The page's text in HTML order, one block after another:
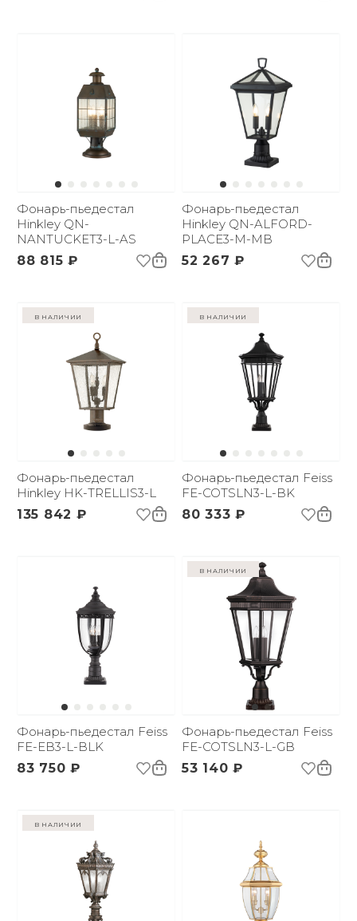
Фонарь-пьедестал
Hinkley QN-
NANTUCKET3-L-AS
88 815 ₽
Фонарь-пьедестал
Hinkley QN-ALFORD-
PLACE3-M-MB
52 267 ₽
в наличии
Фонарь-пьедестал
Hinkley HK-TRELLIS3-L
135 842 ₽
в наличии
Фонарь-пьедестал Feiss
FE-COTSLN3-L-BK
80 333 ₽
Фонарь-пьедестал Feiss
FE-EB3-L-BLK
83 750 ₽
в наличии
Фонарь-пьедестал Feiss
FE-COTSLN3-L-GB
53 140 ₽
в наличии